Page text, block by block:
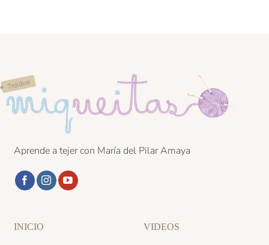
Aprende a tejer con María del Pilar Amaya
INICIO VIDEOS